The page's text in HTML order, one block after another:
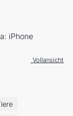
iPhone
Vollansicht